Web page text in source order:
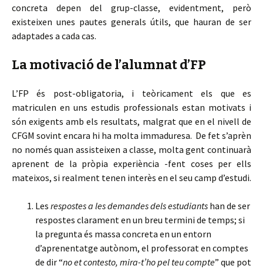
concreta depen del grup-classe, evidentment, però
existeixen unes pautes generals útils, que hauran de ser
adaptades a cada cas.
La motivació de l’alumnat d’FP
L’FP és post-obligatoria, i teòricament els que es
matriculen en uns estudis professionals estan motivats i
són exigents amb els resultats, malgrat que en el nivell de
CFGM sovint encara hi ha molta immaduresa. De fet s’aprèn
no només quan assisteixen a classe, molta gent continuarà
aprenent de la pròpia experiència -fent coses per ells
mateixos, si realment tenen interès en el seu camp d’estudi.
Les respostes a les demandes dels estudiants han de ser
respostes clarament en un breu termini de temps; si
la pregunta és massa concreta en un entorn
d’aprenentatge autònom, el professorat en comptes
de dir “no et contesto, mira-t’ho pel teu compte” que pot